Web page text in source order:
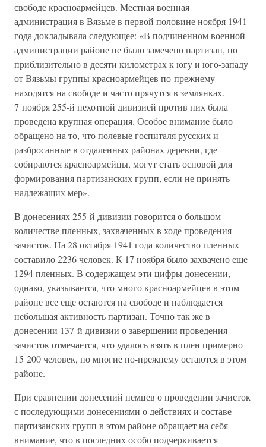
свободе красноармейцев. Местная военная
администрация в Вязьме в первой половине ноября 1941
года докладывала следующее: «В подчиненном военной
администрации районе не было замечено партизан, но
приблизительно в десяти километрах к югу и юго-западу
от Вязьмы группы красноармейцев по-прежнему
находятся на свободе и часто прячутся в землянках.
7 ноября 255-й пехотной дивизией против них была
проведена крупная операция. Особое внимание было
обращено на то, что полевые госпиталя русских и
разбросанные в отдаленных районах деревни, где
собираются красноармейцы, могут стать основой для
формирования партизанских групп, если не принять
надлежащих мер».
В донесениях 255-й дивизии говорится о большом
количестве пленных, захваченных в ходе проведения
зачисток. На 28 октября 1941 года количество пленных
составило 2236 человек. К 17 ноября было захвачено еще
1294 пленных. В содержащем эти цифры донесении,
однако, указывается, что много красноармейцев в этом
районе все еще остаются на свободе и наблюдается
небольшая активность партизан. Точно так же в
донесении 137-й дивизии о завершении проведения
зачисток отмечается, что удалось взять в плен примерно
15 200 человек, но многие по-прежнему остаются в этом
районе.
При сравнении донесений немцев о проведении зачисток
с последующими донесениями о действиях и составе
партизанских групп в этом районе обращает на себя
внимание, что в последних особо подчеркивается